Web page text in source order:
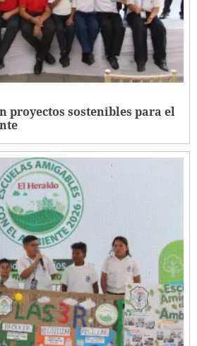
proyectos sostenibles para el